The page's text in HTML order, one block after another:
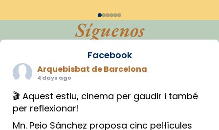
Síguenos
Facebook
Arquebisbat de Barcelona
4 days ago
🎬 Aquest estiu, cinema per gaudir i també
per reflexionar!
Mn. Peio Sánchez proposa cinc pel·lícules